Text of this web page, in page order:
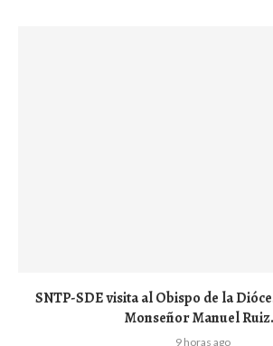
SNTP-SDE visita al Obispo de la
Monseñor Manuel
9 horas ago